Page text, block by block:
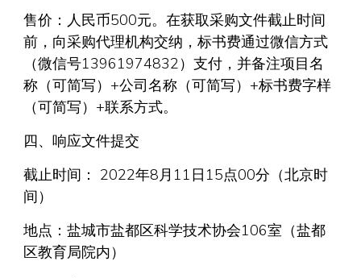
售价：人民币500元。在获取采购文件截止时间
前，向采购代理机构交纳，标书费通过微信方式
（微信号13961974832）支付，并备注项目名
称（可简写）+公司名称（可简写）+标书费字样
（可简写）+联系方式。
四、响应文件提交
截止时间： 2022年8月11日15点00分（北京时
间）
地点：盐城市盐都区科学技术协会106室（盐都
区教育局院内）